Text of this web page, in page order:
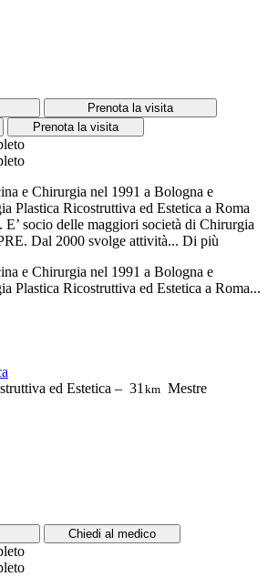
Prenota la visita
Prenota la visita
e Chirurgia nel 1991 a Bologna e
Plastica Ricostruttiva ed Estetica a Roma
socio delle maggiori società di Chirurgia
Dal 2000 svolge attività... Di più
e Chirurgia nel 1991 a Bologna e
Plastica Ricostruttiva ed Estetica a Roma...
ed Estetica – 31km Mestre
Chiedi al medico